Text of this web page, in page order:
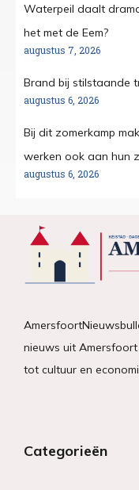
Waterpeil daalt
het met de Eem?
augustus 7, 2026
Brand bij stilstaande
augustus 6, 2026
Bij dit zomerkamp
werken ook aan hun
augustus 6, 2026
nieuws uit
tot cultuur en
Categorieën